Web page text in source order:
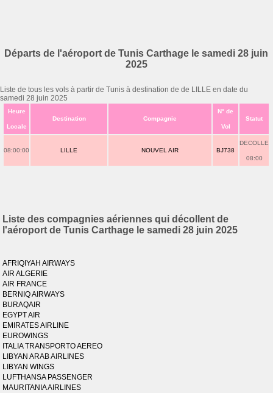
Départs de l'aéroport de Tunis Carthage le samedi 28 juin
2025
Liste de tous les vols à partir de Tunis à destination de de LILLE en date du
samedi 28 juin 2025
Heure
Locale
Destination Compagnie
N° de
Vol
Statut
08:00:00 LILLE NOUVEL AIR BJ738
DECOLLE
08:00
Liste des compagnies aériennes qui décollent de
l'aéroport de Tunis Carthage le samedi 28 juin 2025
AFRIQIYAH AIRWAYS
AIR ALGERIE
AIR FRANCE
BERNIQ AIRWAYS
BURAQAIR
EGYPT AIR
EMIRATES AIRLINE
EUROWINGS
ITALIA TRANSPORTO AEREO
LIBYAN ARAB AIRLINES
LIBYAN WINGS
LUFTHANSA PASSENGER
MAURITANIA AIRLINES